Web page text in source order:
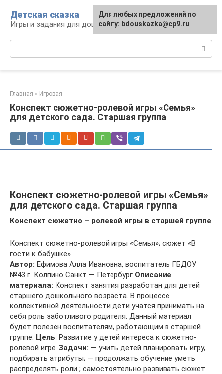
контенту
Детская сказка
Игры и задания для дошкольников
Главная » Игровая
Конспект сюжетно-ролевой игры «Семья»
для детского сада. Старшая группа
Конспект сюжетно-ролевой игры «Семья»
для детского сада. Старшая группа
Конспект сюжетно – ролевой игры в старшей группе
Конспект сюжетно-ролевой игры «Семья»; сюжет «В
гости к бабушке»
Автор: Ефимова Алла Ивановна, воспитатель ГБДОУ
№43 г. Колпино Санкт — Петербург Описание
материала: Конспект занятия разработан для детей
старшего дошкольного возраста. В процессе
коллективной деятельности дети учатся принимать на
себя роль заботливого родителя. Данный материал
будет полезен воспитателям, работающим в старшей
группе. Цель: Развитие у детей интереса к сюжетно-
ролевой игре. Задачи: — учить детей планировать игру,
подбирать атрибуты; — продолжать обучение уметь
распределять роли ; самостоятельно развивать сюжет
Для любых предложений по
сайту: bdouskazka@cp9.ru